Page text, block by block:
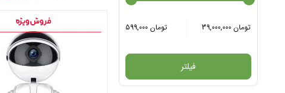
599,000 تومان 39,000,000 تومان
فیلتر